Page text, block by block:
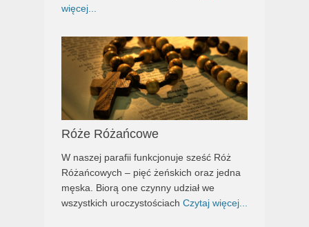
więcej...
Róże Różańcowe
W naszej parafii funkcjonuje sześć Róż
Różańcowych – pięć żeńskich oraz jedna
męska. Biorą one czynny udział we
wszystkich uroczystościach Czytaj więcej...